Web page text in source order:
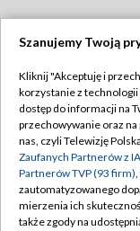
Abonament TVP
Emisja w TVP
Centrum
Naziemna
Szanujemy Twoją
Kliknij "Akceptuję i
korzystanie z
dostęp do informacji na
przechowywanie oraz
nas, czyli Telewizję
Zaufanych Partnerów z
Partnerów TVP (93 firm)
zautomatyzowanego
mierzenia ich
także zgody na